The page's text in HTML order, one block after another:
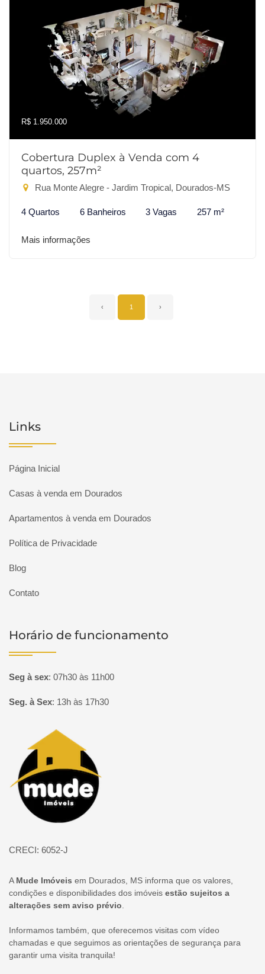
R$ 1.950.000
Cobertura Duplex à Venda com 4
quartos, 257m²
Rua Monte Alegre - Jardim Tropical, Dourados-MS
4 Quartos 6 Banheiros 3 Vagas 257 m²
Mais informações
‹ 1 ›
Links
Página Inicial
Casas à venda em Dourados
Apartamentos à venda em Dourados
Política de Privacidade
Blog
Contato
Horário de funcionamento
Seg à sex: 07h30 às 11h00
Seg. à Sex: 13h às 17h30
Página inicial
CRECI: 6052-J
A Mude Imóveis em Dourados, MS informa que os valores,
condições e disponibilidades dos imóveis estão sujeitos a
alterações sem aviso prévio
Informamos também, que oferecemos visitas com vídeo
chamadas e que seguimos as orientações de segurança para
garantir uma visita tranquila!